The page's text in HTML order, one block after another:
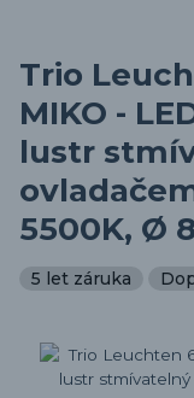
Trio
MIKO -
lustr
5500K, Ø
5 let záruka